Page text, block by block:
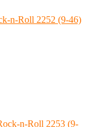
n-Roll 2252 (9-46)